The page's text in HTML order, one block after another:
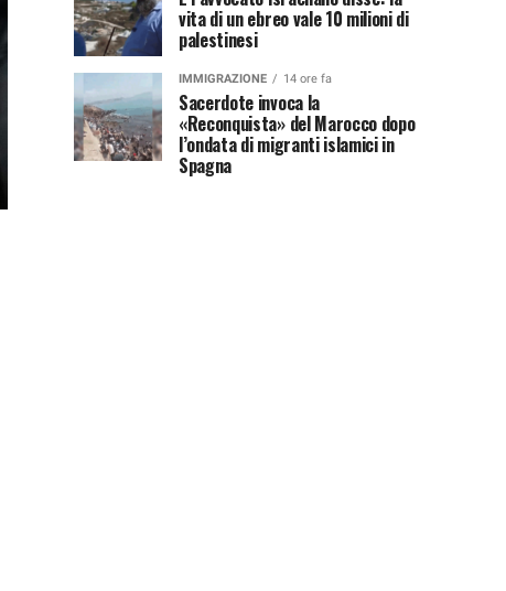
vita di un ebreo vale 10 milioni di
palestinesi
IMMIGRAZIONE 14 ore fa
Sacerdote invoca la
«Reconquista» del Marocco dopo
l’ondata di migranti islamici in
Spagna